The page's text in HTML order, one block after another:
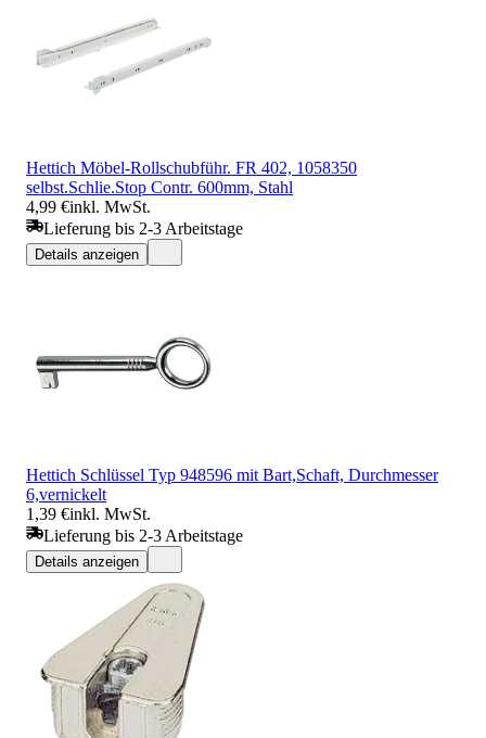
Hettich Möbel-Rollschubführ. FR 402, 1058350
selbst.Schlie.Stop Contr. 600mm, Stahl
4,99 €inkl. MwSt.
Lieferung bis 2-3 Arbeitstage
Details anzeigen
Hettich Schlüssel Typ 948596 mit Bart,Schaft, Durchmesser
6,vernickelt
1,39 €inkl. MwSt.
Lieferung bis 2-3 Arbeitstage
Details anzeigen